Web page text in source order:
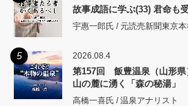
故事成語に学ぶ(33) 君命も
宇惠一郎氏 / 元読売新聞東京
5 2026.08.4
第157回 飯豊温泉（山形
山の麓に湧く「森の秘湯」
高橋一喜氏 / 温泉アナリスト